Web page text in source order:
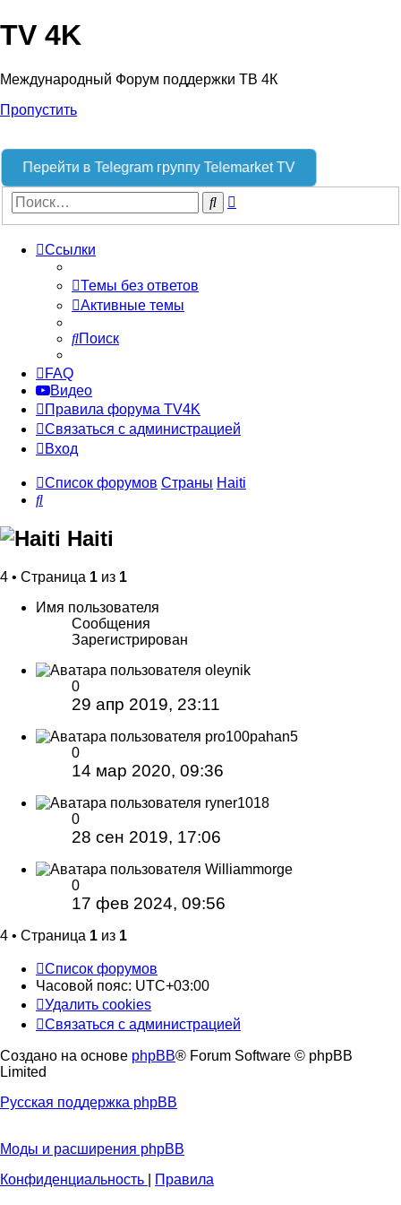
TV 4K
Международный Форум поддержки ТВ 4К
Пропустить
Перейти в Telegram группу Telemarket TV
Поиск
Ссылки
Темы без ответов
Активные темы
Поиск
FAQ
Видео
Правила форума TV4K
Связаться с администрацией
Вход
Список форумов Страны Haiti
Поиск
Haiti
4 • Страница 1 из 1
Имя пользователя
Сообщения
Зарегистрирован
oleynik
0
29 апр 2019, 23:11
pro100pahan5
0
14 мар 2020, 09:36
ryner1018
0
28 сен 2019, 17:06
Williammorge
0
17 фев 2024, 09:56
4 • Страница 1 из 1
Список форумов
Часовой пояс: UTC+03:00
Удалить cookies
Связаться с администрацией
Создано на основе phpBB® Forum Software © phpBB
Limited
Русская поддержка phpBB
Моды и расширения phpBB
Конфиденциальность
Правила